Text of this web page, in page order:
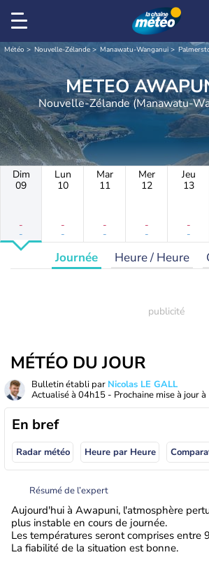
Météo Nouvelle-Zélande Manawatu-Wanganui
METEO
Nouvelle-Zélande (Manawatu-
Dim
09
-
-
Lun
10
-
-
Mar
11
-
-
Mer
12
-
-
Jeu
13
-
-
Journée Heure / Heure
MÉTÉO DU JOUR
Bulletin établi par Nicolas LE GALL
Actualisé à 04h15 - Prochaine mise à jour à
En bref
Radar météo Heure par Heure
Résumé de l’expert
Aujourd'hui à Awapuni, l'atmosphère
plus instable en cours de journée.
Les températures seront comprises entre
La fiabilité de la situation est bonne.